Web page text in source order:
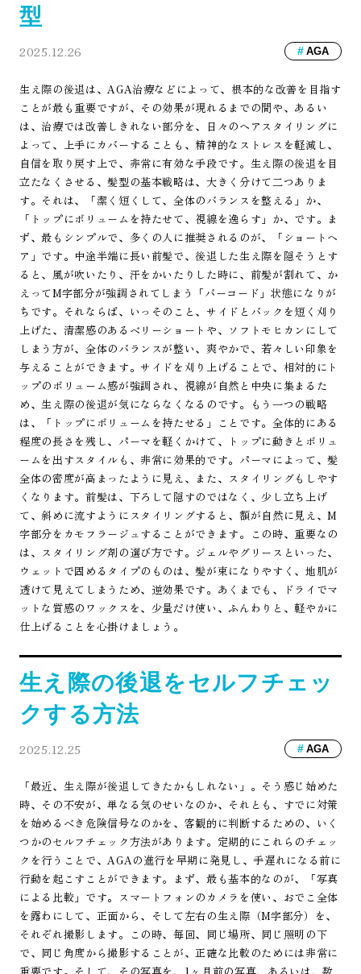
型
2025.12.26 AGA
生え際の後退は、AGA治療などによって、根本的な改善を目指す
ことが最も重要ですが、その効果が現れるまでの間や、あるい
は、治療では改善しきれない部分を、日々のヘアスタイリングに
よって、上手にカバーすることも、精神的なストレスを軽減し、
自信を取り戻す上で、非常に有効な手段です。生え際の後退を目
立たなくさせる、髪型の基本戦略は、大きく分けて二つありま
す。それは、「潔く短くして、全体のバランスを整える」か、
「トップにボリュームを持たせて、視線を逸らす」か、です。ま
ず、最もシンプルで、多くの人に推奨されるのが、「ショートヘ
ア」です。中途半端に長い前髪で、後退した生え際を隠そうとす
ると、風が吹いたり、汗をかいたりした時に、前髪が割れて、か
えってM字部分が強調されてしまう「バーコード」状態になりが
ちです。それならば、いっそのこと、サイドとバックを短く刈り
上げた、清潔感のあるベリーショートや、ソフトモヒカンにして
しまう方が、全体のバランスが整い、爽やかで、若々しい印象を
与えることができます。サイドを刈り上げることで、相対的にト
ップのボリューム感が強調され、視線が自然と中央に集まるた
め、生え際の後退が気にならなくなるのです。もう一つの戦略
は、「トップにボリュームを持たせる」ことです。全体的にある
程度の長さを残し、パーマを軽くかけて、トップに動きとボリュ
ームを出すスタイルも、非常に効果的です。パーマによって、髪
全体の密度が高まったように見え、また、スタイリングもしやす
くなります。前髪は、下ろして隠すのではなく、少し立ち上げ
て、斜めに流すようにスタイリングすると、額が自然に見え、M
字部分をカモフラージュすることができます。この時、重要なの
は、スタイリング剤の選び方です。ジェルやグリースといった、
ウェットで固めるタイプのものは、髪が束になりやすく、地肌が
透けて見えてしまうため、逆効果です。あくまでも、ドライでマ
ットな質感のワックスを、少量だけ使い、ふんわりと、軽やかに
仕上げることを心掛けましょう。
生え際の後退をセルフチェッ
クする方法
2025.12.25 AGA
「最近、生え際が後退してきたかもしれない」。そう感じ始めた
時、その不安が、単なる気のせいなのか、それとも、すでに対策
を始めるべき危険信号なのかを、客観的に判断するための、いく
つかのセルフチェック方法があります。定期的にこれらのチェッ
クを行うことで、AGAの進行を早期に発見し、手遅れになる前に
行動を起こすことができます。まず、最も基本的なのが、「写真
による比較」です。スマートフォンのカメラを使い、おでこ全体
を露わにして、正面から、そして左右の生え際（M字部分）を、
それぞれ撮影します。この時、毎回、同じ場所、同じ照明の下
で、同じ角度から撮影することが、正確な比較のためには非常に